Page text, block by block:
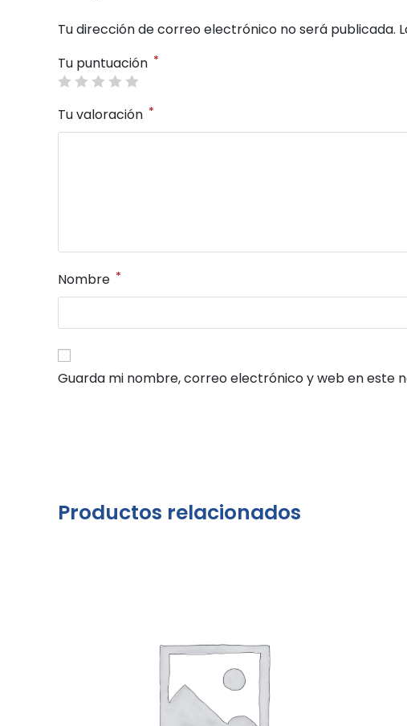
Tu dirección de correo electrónico no será publicada.
Tu puntuación *
Tu valoración *
Nombre *
Guarda mi nombre, correo electrónico y web en este
Productos relacionados